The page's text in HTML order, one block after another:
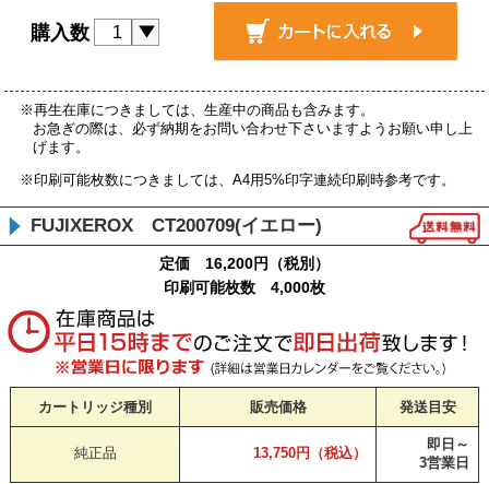
購入数
※再生在庫につきましては、生産中の商品も含みます。
お急ぎの際は、必ず納期をお問い合わせ下さいますようお願い申し上
げます。
※印刷可能枚数につきましては、A4用5%印字連続印刷時参考です。
FUJIXEROX CT200709(イエロー)
定価 16,200円（税別）
印刷可能枚数 4,000枚
カートリッジ種別 販売価格 発送目安
純正品 13,750円（税込）
即日～
3営業日